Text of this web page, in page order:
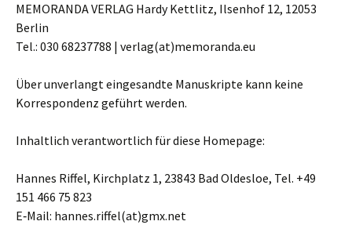
MEMORANDA VERLAG Hardy Kettlitz, Ilsenhof 12, 12053
Berlin
Tel.: 030 68237788 | verlag(at)memoranda.eu
Über unver­langt ein­ge­sandte Manuskripte kann keine
Korrespondenz geführt werden.
Inhaltlich ver­ant­wort­lich für diese Homepage:
Hannes Riffel, Kirchplatz 1, 23843 Bad Oldesloe, Tel. +49
151 466 75 823
E‑Mail: hannes.riffel(at)gmx.net